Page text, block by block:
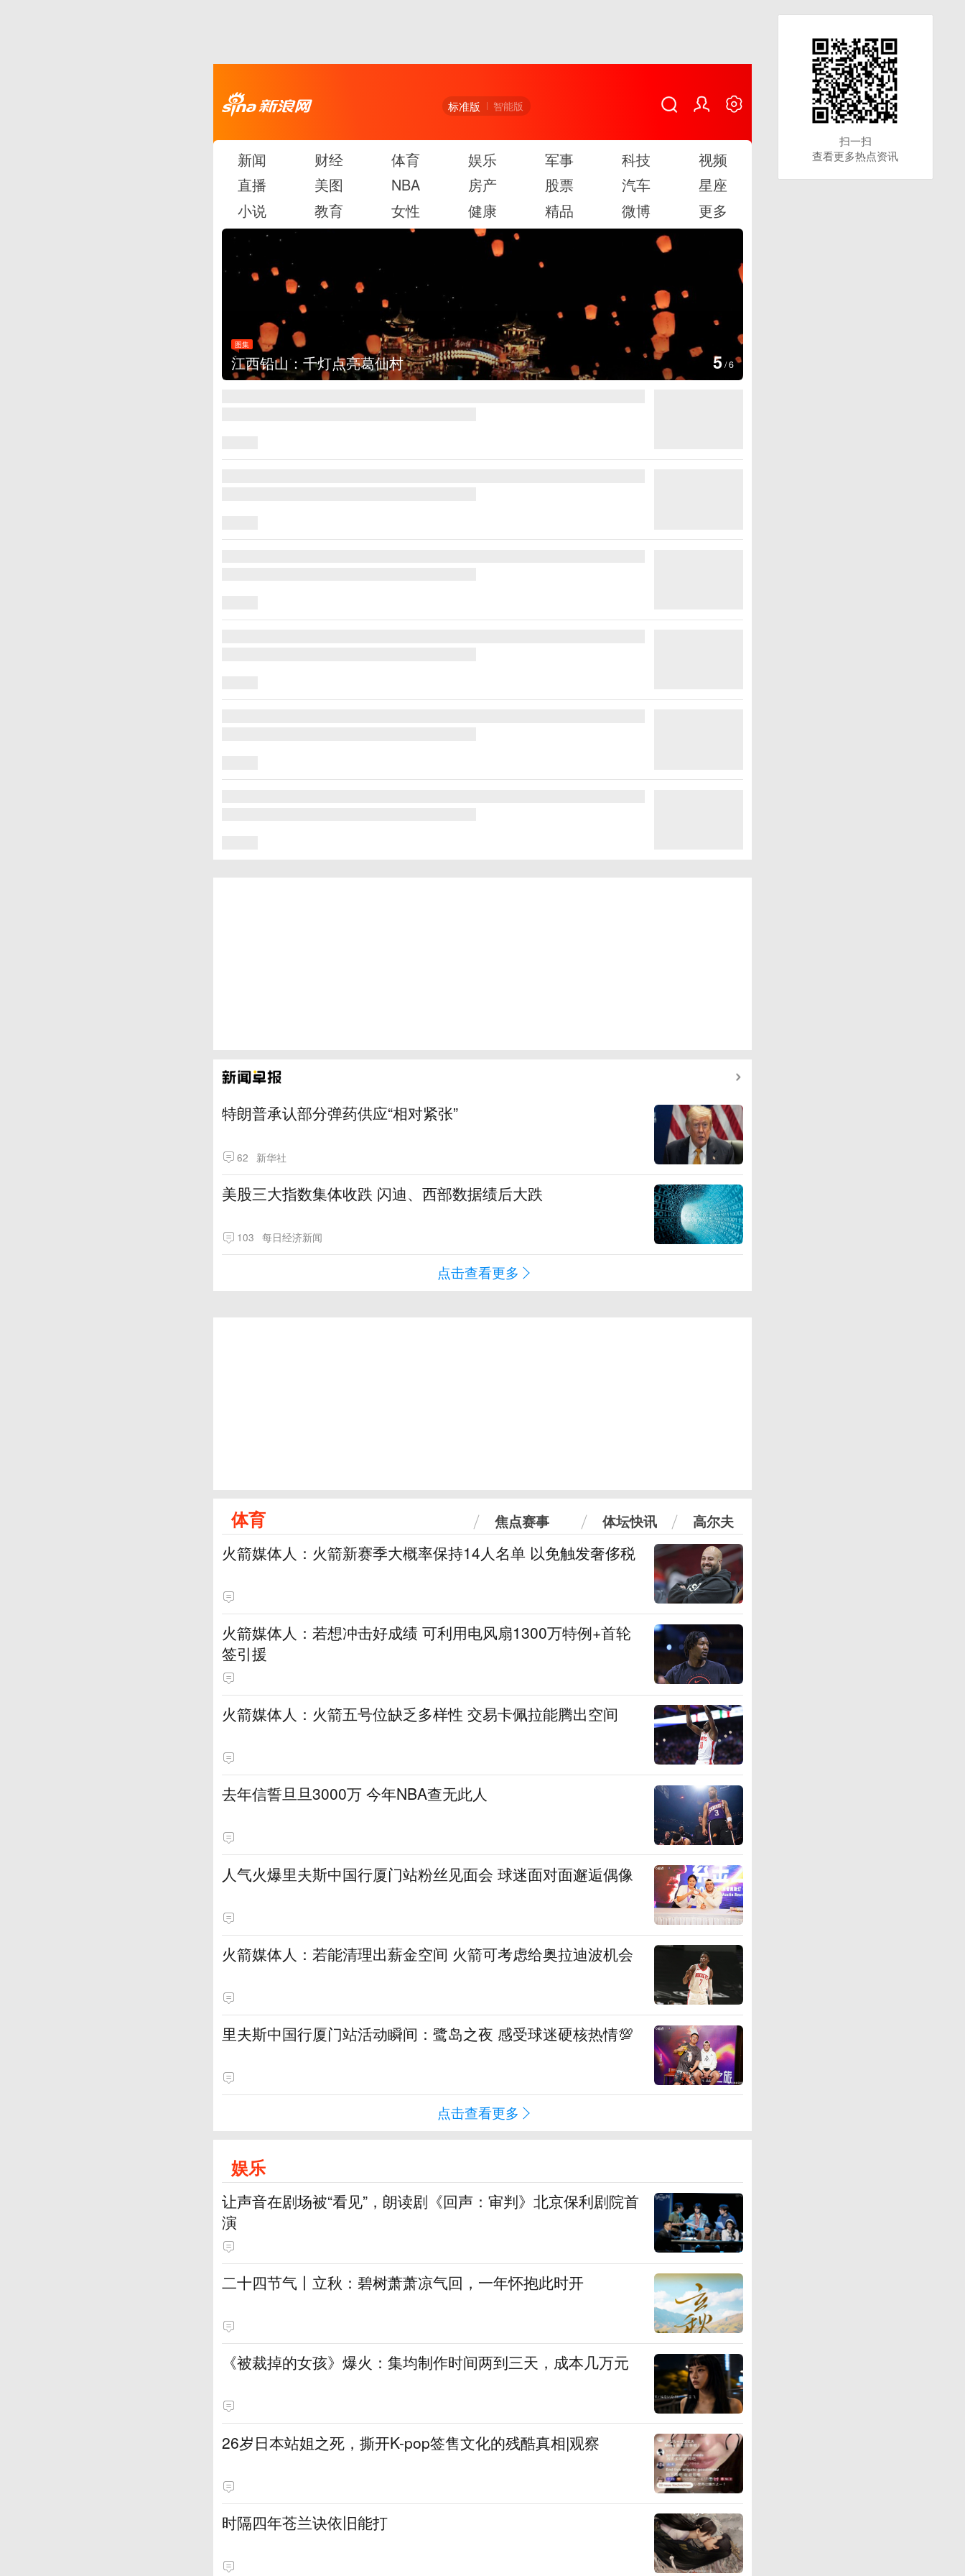
标准版 智能版
新闻 财经 体育 娱乐 军事 科技
视频
直播
美图 NBA 房产 股票 汽车
星座
小说
教育 女性 健康 精品 微博 更多
图集
上海：七彩稻田画迎最佳观赏期 6/6
特朗普承认部分弹药供应“相对紧张”
62 新华社
美股三大指数集体收跌 闪迪、西部数据绩后大跌
103 每日经济新闻
点击查看更多
体育 焦点赛事 体坛快讯 高尔夫
火箭媒体人：火箭新赛季大概率保持14人名单 以免触发奢侈税
火箭媒体人：若想冲击好成绩 可利用电风扇1300万特例+首轮
签引援
火箭媒体人：火箭五号位缺乏多样性 交易卡佩拉能腾出空间
去年信誓旦旦3000万 今年NBA查无此人
人气火爆里夫斯中国行厦门站粉丝见面会 球迷面对面邂逅偶像
火箭媒体人：若能清理出薪金空间 火箭可考虑给奥拉迪波机会
里夫斯中国行厦门站活动瞬间：鹭岛之夜 感受球迷硬核热情💯
点击查看更多
娱乐
让声音在剧场被“看见”，朗读剧《回声：审判》北京保利剧院首
演
二十四节气丨立秋：碧树萧萧凉气回，一年怀抱此时开
《被裁掉的女孩》爆火：集均制作时间两到三天，成本几万元
​26岁日本站姐之死，撕开K-pop签售文化的残酷真相|观察
时隔四年苍兰诀依旧能打
扫一扫
查看更多热点资讯
扫一扫
查看更多热点资讯